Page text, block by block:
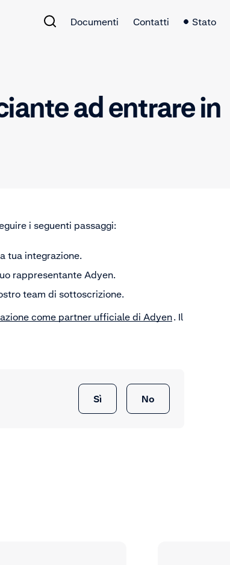
Documenti Contatti Stato
ad entrare in
i seguenti passaggi:
tua integrazione.
rappresentante Adyen.
team di sottoscrizione.
come partner ufficiale di Adyen. Il
Sì No